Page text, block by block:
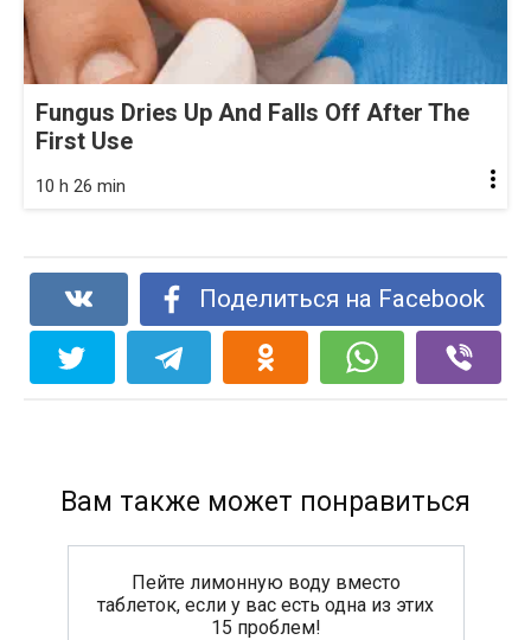
Fungus Dries Up And Falls Off After The
First Use
10 h 26 min
Поделиться на Facebook
Вам также может понравиться
Пейте лимонную воду вместо
таблеток, если у вас есть одна из этих
15 проблем!